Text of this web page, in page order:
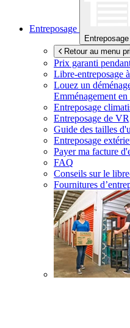
Entreposage
Entreposage
Retour au menu
Prix garanti
Libre-entreposage à
Louez un
Emménagement
Entreposage
Entreposage de
Guide des tailles
Entreposage
Payer ma facture
FAQ
Conseils sur le
Fournitures